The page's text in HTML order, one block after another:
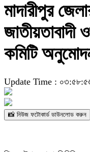
মাদারীপুর
কমিটি
Update Time : ০৩:৫৮:৫৬
📸 নিউজ ফটোকার্ড ডাউনলোড করুন